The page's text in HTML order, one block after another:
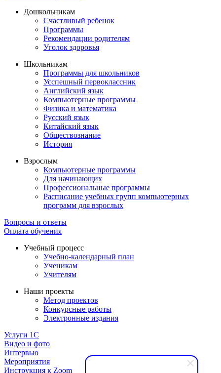
Дошкольникам
Счастливый ребенок
Программы
Рекомендации родителям
Уголок здоровья
Школьникам
Программы для школьников
Усспешный первоклассник
Английский язык
Компьютерные программы
Физика и математика
Русский язык
Китайский язык
Обществознание
История
Взрослым
Компьютерные программы
Для начинающих
Профессиональные программы
Расписание учебных групп компьютерных
программ для взрослых
Вопросы и ответы
Оплата обучения
Учебный процесс
Учебно-календарный план
Ученикам
Учителям
Наши проекты
Метод проектов
Конкурсные работы
Электронные издания
Услуги 1C
Видео и фото
Интервью
Мероприятия
Инструкция к Zoom